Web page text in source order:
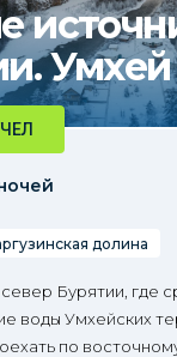
Умхей
долина
Бурятии, где
воды Умхейских
по